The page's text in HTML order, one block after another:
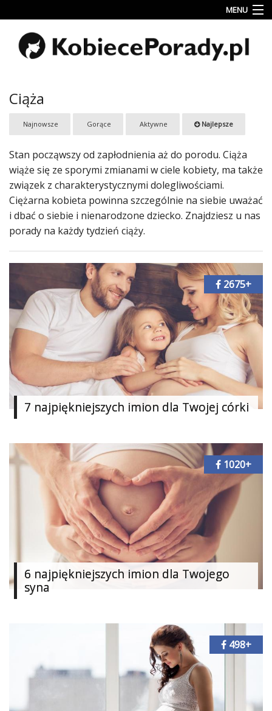
MENU
Uroda
Miłość
Rodzina
Dziecko
Przepisy
kulinarne
Kobiece
Wyznania
&
Wesele
Zakupy
Kultura
Strefa
Blogerek
Dodaj
«
Dodaj
Dodaj
Ciąża
Najnowsze Gorące Aktywne Najlepsze
Stan począwszy od zapłodnienia aż do porodu. Ciąża
wiąże się ze sporymi zmianami w ciele kobiety, ma także
związek z charakterystycznymi dolegliwościami.
Ciężarna kobieta powinna szczególnie na siebie uważać
i dbać o siebie i nienarodzone dziecko. Znajdziesz u nas
porady na każdy tydzień ciąży.
7 najpiękniejszych imion dla Twojej córki
2675+
6 najpiękniejszych imion dla Twojego
syna
1020+
498+